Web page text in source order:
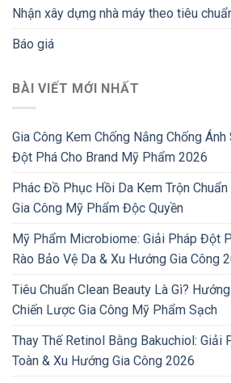
Nhận xây dựng nhà máy theo tiêu
Báo giá
BÀI VIẾT MỚI NHẤT
Gia Công Kem Chống Nắng Chống Ánh
Đột Phá Cho Brand Mỹ Phẩm 2026
Phác Đồ Phục Hồi Da Kem Trộn
Gia Công Mỹ Phẩm Độc Quyền
Mỹ Phẩm Microbiome: Giải Pháp Đột
Rào Bảo Vệ Da & Xu Hướng Gia Công
Tiêu Chuẩn Clean Beauty Là Gì?
Chiến Lược Gia Công Mỹ Phẩm Sạch
Thay Thế Retinol Bằng Bakuchiol: Giải
Toàn & Xu Hướng Gia Công 2026